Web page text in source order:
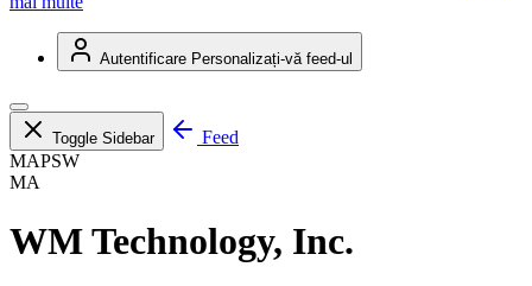
Autentificare Personalizați-vă feed-ul
Toggle Sidebar
Feed
MAPSW
MA
WM Technology, Inc.